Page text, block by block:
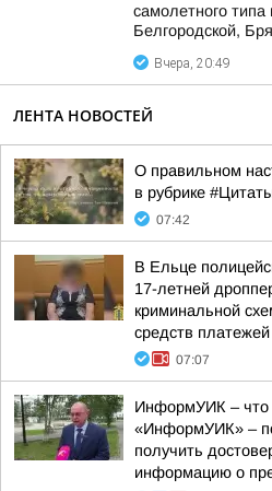
самолетного
Белгородской,
Вчера, 20:49
ЛЕНТА НОВОСТЕЙ
О правильном
в рубрике
07:42
В Ельце
17-летней
криминальной
средств платежей
07:07
ИнформУИК – что
«ИнформУИК» –
получить
информацию о